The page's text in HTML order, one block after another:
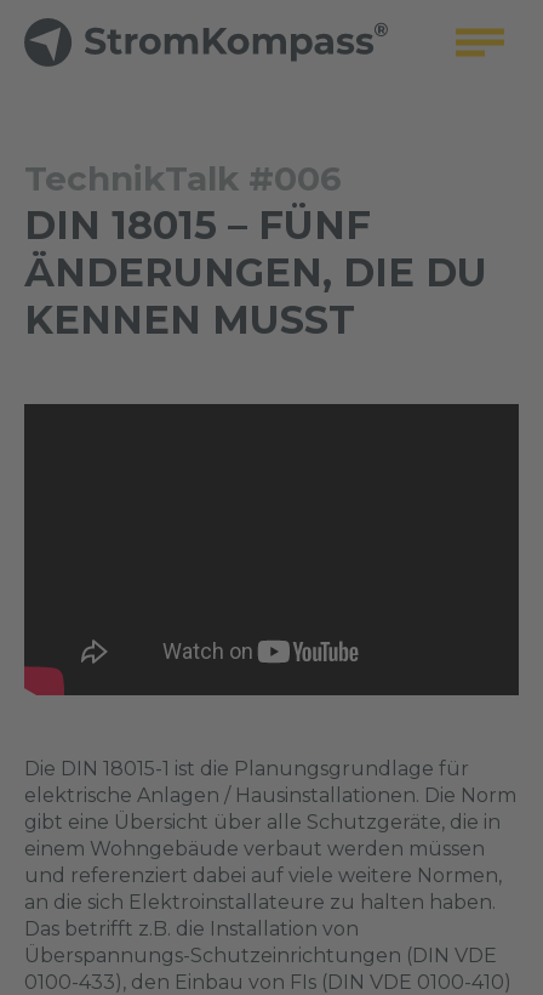
TechnikTalk #006
DIN 18015 – FÜNF
ÄNDERUNGEN, DIE DU
KENNEN MUSST
Die DIN 18015-1 ist die Planungsgrundlage für
elektrische Anlagen / Hausinstallationen. Die Norm
gibt eine Übersicht über alle Schutzgeräte, die in
einem Wohngebäude verbaut werden müssen
und referenziert dabei auf viele weitere Normen,
an die sich Elektroinstallateure zu halten haben.
Das betrifft z.B. die Installation von
Überspannungs-Schutzeinrichtungen (DIN VDE
0100-433), den Einbau von FIs (DIN VDE 0100-410)